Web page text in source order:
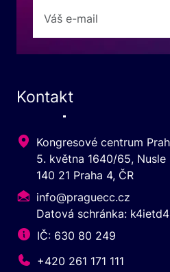
Kontakt
Kongresové centrum
5. května 1640/65, Nusle
140 21 Praha 4, ČR
info@praguecc.cz
Datová schránka: k4ietd4
IČ: 630 80 249
+420 261 171 111